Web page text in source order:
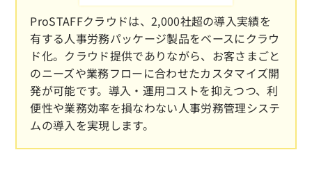
ProSTAFFクラウドは、2,000社超の導入実績を
有する人事労務パッケージ製品をベースにクラウ
ド化。クラウド提供でありながら、お客さまごと
のニーズや業務フローに合わせたカスタマイズ開
発が可能です。導入・運用コストを抑えつつ、利
便性や業務効率を損なわない人事労務管理システ
ムの導入を実現します。